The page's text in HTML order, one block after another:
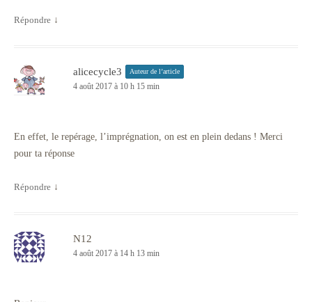
Répondre ↓
alicecycle3 Auteur de l’article
4 août 2017 à 10 h 15 min
En effet, le repérage, l’imprégnation, on est en plein dedans ! Merci
pour ta réponse
Répondre ↓
N12
4 août 2017 à 14 h 13 min